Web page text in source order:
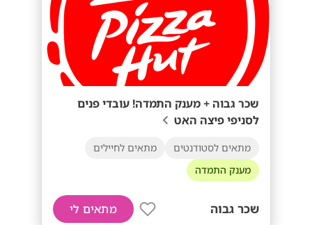
שכר גבוה + מענק התמדה! עובדי פנים
לסניפי פיצה האט
מתאים לסטודנטים
מתאים לחיילים
מענק התמדה
שכר גבוה מתאים לי